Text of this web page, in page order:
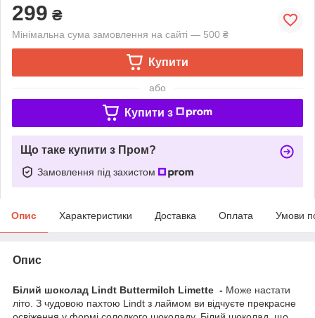
299 ₴
Мінімальна сума замовлення на сайті — 500 ₴
Купити
або
Купити з
Що таке купити з Пром?
Замовлення під захистом
Опис Характеристики Доставка Оплата Умови
Опис
Білий шоколад Lindt Buttermilch Limette - Може настати
літо. З чудовою пахтою Lindt з лаймом ви відчуєте прекрасне